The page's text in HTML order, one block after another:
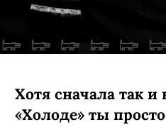
Хотя сначала так
«Холоде» ты